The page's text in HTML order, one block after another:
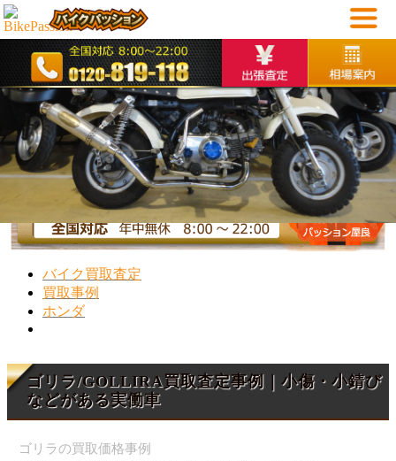
10秒で愛車を見積る
個人情報不要です
バイク買取査定
買取事例
ホンダ
ゴリラ/GOLLIRA買取査定事例｜小傷・小錆び
などがある実働車
ゴリラの買取価格事例